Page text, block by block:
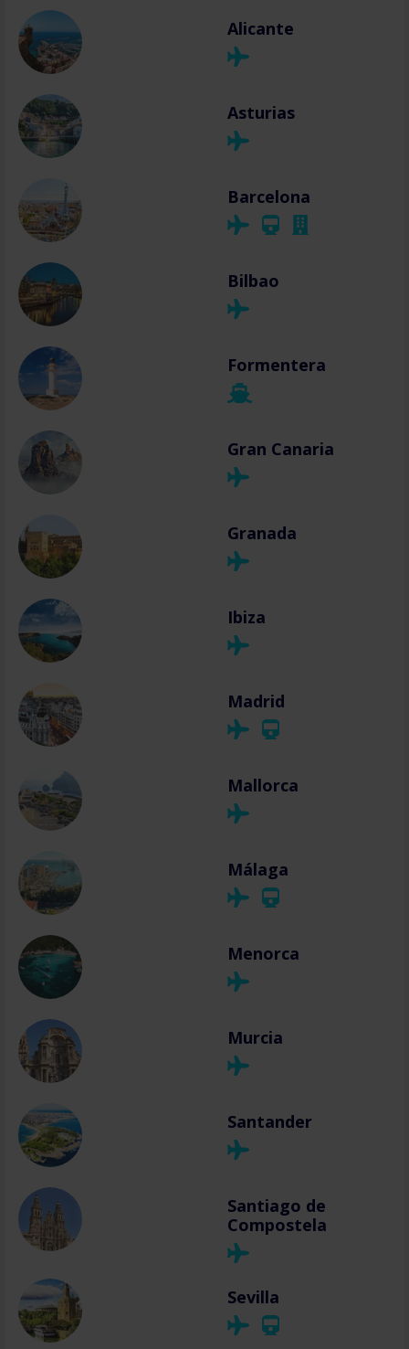
Alicante
Asturias
Barcelona
Bilbao
Formentera
Gran Canaria
Granada
Ibiza
Madrid
Mallorca
Málaga
Menorca
Murcia
Santander
Santiago de
Compostela
Sevilla